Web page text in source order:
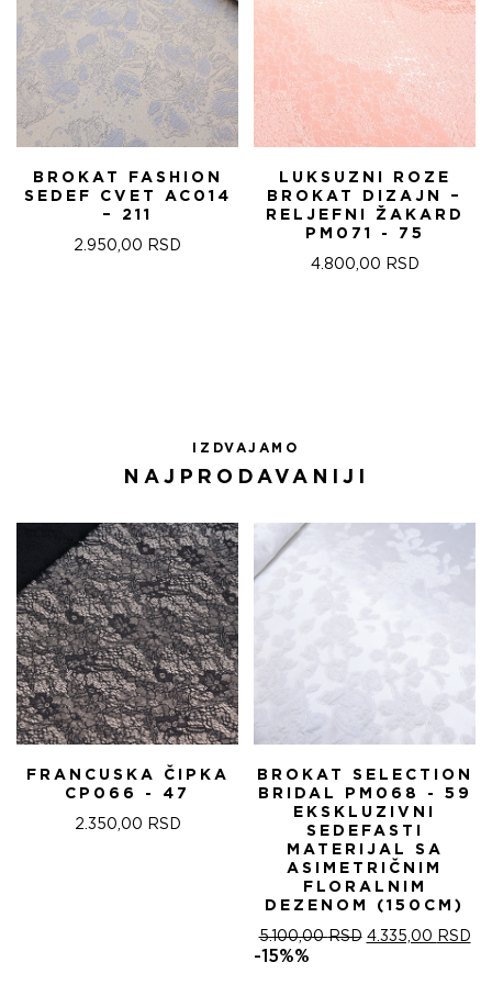
BROKAT FASHION
SEDEF CVET AC014
– 211
2.950,00 RSD
LUKSUZNI ROZE
BROKAT DIZAJN –
RELJEFNI ŽAKARD
PM071 - 75
4.800,00 RSD
IZDVAJAMO
NAJPRODAVANIJI
FRANCUSKA ČIPKA
CP066 - 47
2.350,00 RSD
BROKAT SELECTION
BRIDAL PM068 - 59
EKSKLUZIVNI
SEDEFASTI
MATERIJAL SA
ASIMETRIČNIM
FLORALNIM
DEZENOM (150CM)
5.100,00RSD ОРИГИНАЛНА
4.335,00 RSD
-15%%